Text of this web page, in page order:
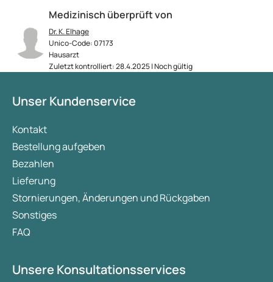
Medizinisch überprüft von
Dr. K. Elhage
Unico-Code: 07173
Hausarzt
Zuletzt kontrolliert: 28.4.2025 | Noch gültig
Unser Kundenservice
Kontakt
Bestellung aufgeben
Bezahlen
Lieferung
Stornierungen, Änderungen und Rückgaben
Sonstiges
FAQ
Unsere Konsultationsservices